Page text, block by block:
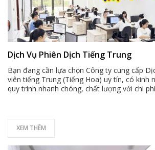
Dịch Vụ Phiên Dịch Tiếng Trung
Bạn đang cần lựa chọn Công ty cung cấp
viên tiếng Trung (Tiếng Hoa) uy tín, có kinh
quy trình nhanh chóng, chất lượng với chi
XEM THÊM